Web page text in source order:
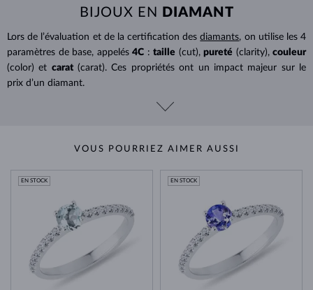
BIJOUX EN DIAMANT
Lors de l’évaluation et de la certification desdiamants, on utilise les 4
paramètres de base, appelés 4C : taille (cut), pureté (clarity), couleur
(color) et carat (carat). Ces propriétés ont un impact majeur sur le
prix d’un diamant.
VOUS POURRIEZ AIMER AUSSI
EN STOCK EN STOCK